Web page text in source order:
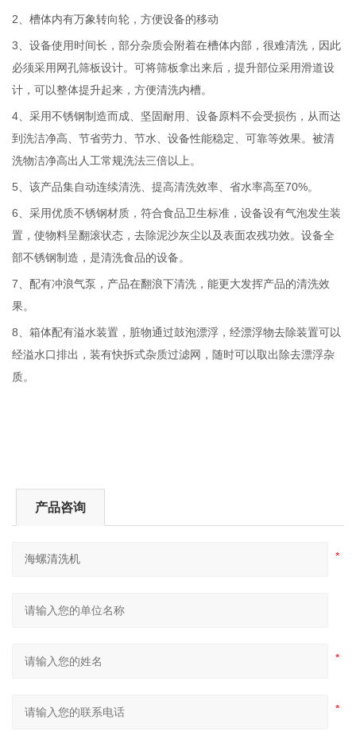
2、槽体内有万象转向轮，方便设备的移动
3、设备使用时间长，部分杂质会附着在槽体内部，很难清洗，因此
必须采用网孔筛板设计。可将筛板拿出来后，提升部位采用滑道设
计，可以整体提升起来，方便清洗内槽。
4、采用不锈钢制造而成、坚固耐用、设备原料不会受损伤，从而达
到洗洁净高、节省劳力、节水、设备性能稳定、可靠等效果。被清
洗物洁净高出人工常规洗法三倍以上。
5、该产品集自动连续清洗、提高清洗效率、省水率高至70%。
6、采用优质不锈钢材质，符合食品卫生标准，设备设有气泡发生装
置，使物料呈翻滚状态，去除泥沙灰尘以及表面农残功效。设备全
部不锈钢制造，是清洗食品的设备。
7、配有冲浪气泵，产品在翻浪下清洗，能更大发挥产品的清洗效
果。
8、箱体配有溢水装置，脏物通过鼓泡漂浮，经漂浮物去除装置可以
经溢水口排出，装有快拆式杂质过滤网，随时可以取出除去漂浮杂
质。
产品咨询